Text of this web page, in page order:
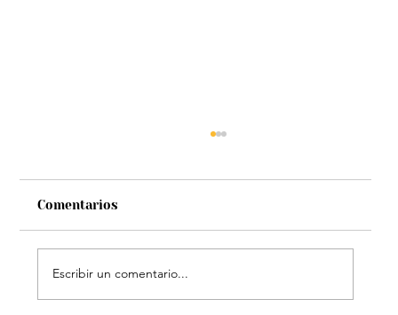
Comentarios
Escribir un comentario...